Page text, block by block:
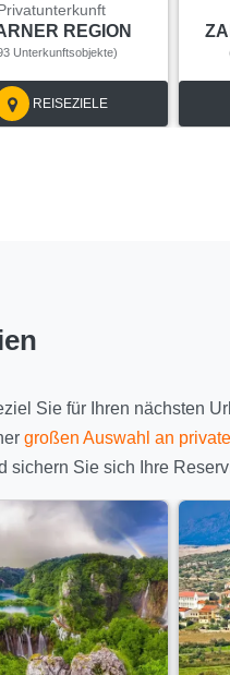
REGION
Unterkunftsobjekte)
REISEZIELE
Sie für Ihren nächsten
großen Auswahl an
sichern Sie sich Ihre